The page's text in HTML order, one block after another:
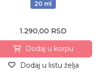
20 ml
1.290,00 RSD
Dodaj u korpu
Dodaj u listu želja